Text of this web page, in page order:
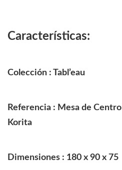
Características:
Colección : Tabl’eau
Referencia : Mesa de Centro
Korita
Dimensiones : 180 x 90 x 75